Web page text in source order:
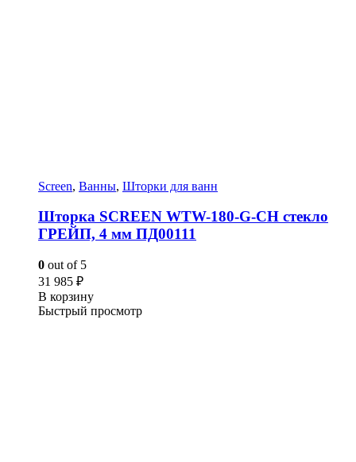
Screen, Ванны, Шторки для ванн
Шторка SCREEN WTW-180-G-CH стекло
ГРЕЙП, 4 мм ПД00111
0 out of 5
31 985 ₽
В корзину
Быстрый просмотр